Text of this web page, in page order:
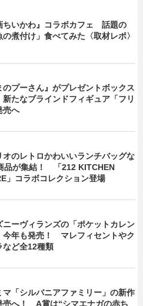
ちいかわ』コラボカフェ 話題の
の煮付け」食べてみた〈取材レポ〉
のプーさん』がプレゼントボックス
たなブラインドフィギュア「フリ
売へ
オのレトロかわいいランチバッグな
品が集結！ 「212 KITCHEN
」コラボコレクション登場
ニーヴィランズの「ポケットカレン
今年も発売！ マレフィセントやク
など全12種類
マ「シルバニアファミリー」の新作
売へ！ A賞は“シマエナガの赤ち